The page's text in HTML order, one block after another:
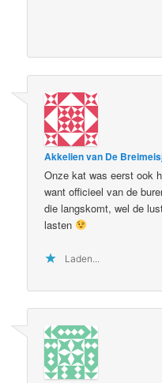
Akkelien van De
Onze kat was eerst ook
want officieel van de
die langskomt, wel de
lasten
Laden...